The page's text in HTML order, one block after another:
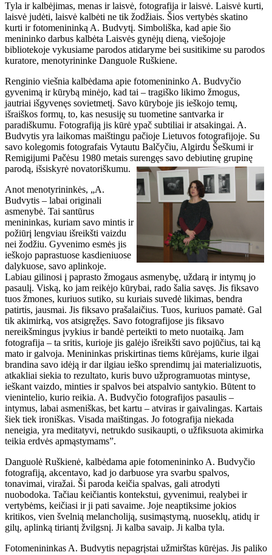
Tyla ir kalbėjimas, menas ir laisvė, fotografija ir laisvė. Laisvė kurti,
laisvė judėti, laisvė kalbėti ne tik žodžiais. Šios vertybės skatino
kurti ir fotomenininką A. Budvytį. Simboliška, kad apie šio
menininko darbus kalbėta Laisvės gynėjų dieną, viešojoje
bibliotekoje vykusiame parodos atidaryme bei susitikime su parodos
kuratore, menotyrininke Danguole Ruškiene.
Renginio viešnia kalbėdama apie fotomenininko A. Budvyčio
gyvenimą ir kūrybą minėjo, kad tai – tragiško likimo žmogus,
jautriai išgyvenęs sovietmetį. Savo kūryboje jis ieškojo temų,
išraiškos formų, to, kas nesusiję su tuometine santvarka ir
paradiškumu. Fotografiją jis kūrė ypač subtiliai ir atsakingai. A.
Budvytis yra laikomas maištingu pačioje Lietuvos fotografijoje. Su
savo kolegomis fotografais Vytautu Balčyčiu, Algirdu Šeškumi ir
Remigijumi Pačėsu 1980 metais surengęs savo debiutinę grupinę
parodą, išsiskyrė novatoriškumu.
Anot menotyrininkės, „A.
Budvytis – labai originali
asmenybė. Tai santūrus
menininkas, kuriam savo mintis ir
požiūrį lengviau išreikšti vaizdu
nei žodžiu. Gyvenimo esmės jis
ieškojo paprastuose kasdieniuose
dalykuose, savo aplinkoje.
Labiau gilinosi į paprasto žmogaus asmenybę, uždarą ir intymų jo
pasaulį. Viską, ko jam reikėjo kūrybai, rado šalia savęs. Jis fiksavo
tuos žmones, kuriuos sutiko, su kuriais suvedė likimas, bendra
patirtis, jausmai. Jis fiksavo prašalaičius. Tuos, kuriuos pamatė. Gal
tik akimirką, vos atsigręžęs. Savo fotografijose jis fiksavo
nereikšmingus įvykius ir bandė perteikti to meto nuotaiką. Jam
fotografija – ta sritis, kurioje jis galėjo išreikšti savo pojūčius, tai ką
mato ir galvoja. Menininkas priskirtinas tiems kūrėjams, kurie ilgai
brandina savo idėją ir dar ilgiau ieško sprendimų jai materializuotis,
atkakliai siekia to rezultato, kuris buvo užprogramuotas mintyse,
ieškant vaizdo, minties ir spalvos bei atspalvio santykio. Būtent to
vienintelio, kurio reikia. A. Budvyčio fotografijos pasaulis –
intymus, labai asmeniškas, bet kartu – atviras ir gaivalingas. Kartais
šiek tiek ironiškas. Visada maištingas. Jo fotografija niekada
neneigia, yra meditatyvi, netrukdo susikaupti, o užfiksuota akimirka
teikia erdvės apmąstymams”.
Danguolė Ruškienė, kalbėdama apie fotomenininko A. Budvyčio
fotografiją, akcentavo, kad jo darbuose yra svarbu spalvos,
tonavimai, viražai. Ši paroda keičia spalvas, gali atrodyti
nuobodoka. Tačiau keičiantis kontekstui, gyvenimui, realybei ir
vertybėms, keičiasi ir ji pati savaime. Joje neaptiksime jokios
kritikos, vien švelnią melancholiją, susimąstymą, nuoseklų, atidų ir
gilų, aplinką tiriantį žvilgsnį. Ji kalba savaip. Ji kalba tyla.
Fotomenininkas A. Budvytis nepagrįstai užmirštas kūrėjas. Jis paliko